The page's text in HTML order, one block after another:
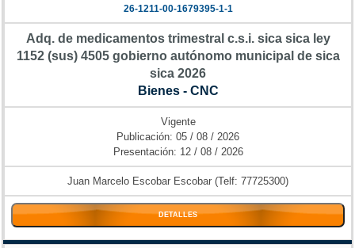
26-1211-00-1679395-1-1
Adq. de medicamentos trimestral c.s.i. sica sica ley
1152 (sus) 4505 gobierno autónomo municipal de sica
sica 2026
Bienes - CNC
Vigente
Publicación: 05 / 08 / 2026
Presentación: 12 / 08 / 2026
Juan Marcelo Escobar Escobar (Telf: 77725300)
DETALLES